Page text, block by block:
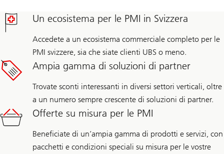
Un ecosistema per le PMI in Svizzera
Accedete a un ecosistema commerciale completo per le
PMI svizzere, sia che siate clienti UBS o meno.
Ampia gamma di soluzioni di partner
Trovate sconti interessanti in diversi settori verticali, oltre
a un numero sempre crescente di soluzioni di partner.
Offerte su misura per le PMI
Beneficiate di un’ampia gamma di prodotti e servizi, con
pacchetti e condizioni speciali su misura per le vostre